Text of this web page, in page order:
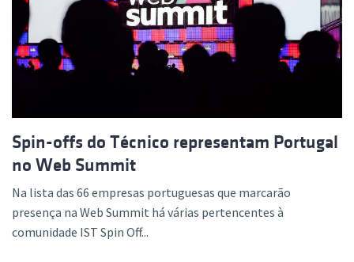
Spin-offs do Técnico representam Portugal
no Web Summit
Na lista das 66 empresas portuguesas que marcarão
presença na Web Summit há várias pertencentes à
comunidade IST Spin Off...